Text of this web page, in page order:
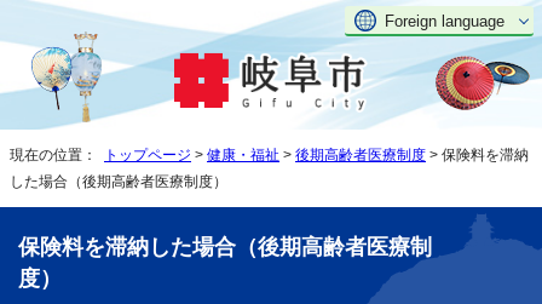
Foreign language
現在の位置： トップページ > 健康・福祉 > 後期高齢者医療制度 > 保険料を滞納
した場合（後期高齢者医療制度）
保険料を滞納した場合（後期高齢者医療制
度）